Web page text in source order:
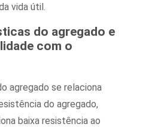
vida útil.
do agregado e
com o
agregado se relaciona
do agregado,
baixa resistência ao